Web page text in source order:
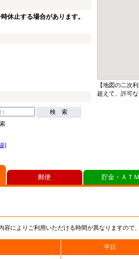
休止する場合があります。
検 索
)
【地図の二次
超えて、許可
容によりご利用いただける時間が異なりますので
平日
郵便 貯金・ＡＴ